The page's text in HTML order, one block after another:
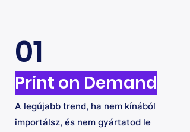
01
Print on Demand
A legújabb trend, ha nem kínából
importálsz, és nem gyártatod le